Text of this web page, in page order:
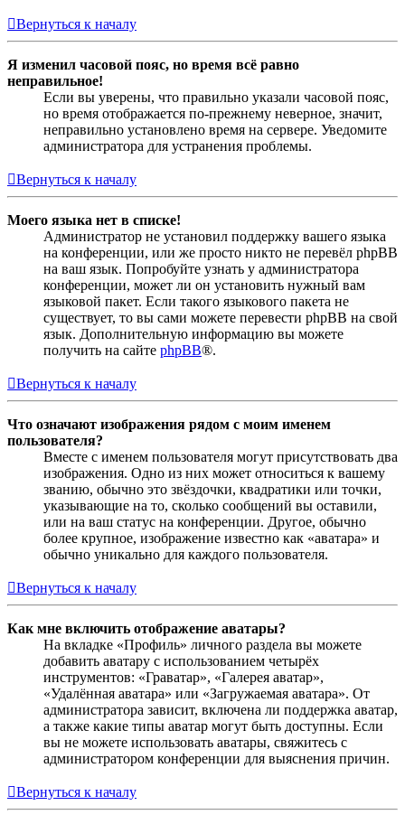
Вернуться к началу
Я изменил часовой пояс, но время всё равно
неправильное!
Если вы уверены, что правильно указали часовой пояс,
но время отображается по-прежнему неверное, значит,
неправильно установлено время на сервере. Уведомите
администратора для устранения проблемы.
Вернуться к началу
Моего языка нет в списке!
Администратор не установил поддержку вашего языка
на конференции, или же просто никто не перевёл phpBB
на ваш язык. Попробуйте узнать у администратора
конференции, может ли он установить нужный вам
языковой пакет. Если такого языкового пакета не
существует, то вы сами можете перевести phpBB на свой
язык. Дополнительную информацию вы можете
получить на сайте phpBB®.
Вернуться к началу
Что означают изображения рядом с моим именем
пользователя?
Вместе с именем пользователя могут присутствовать два
изображения. Одно из них может относиться к вашему
званию, обычно это звёздочки, квадратики или точки,
указывающие на то, сколько сообщений вы оставили,
или на ваш статус на конференции. Другое, обычно
более крупное, изображение известно как «аватара» и
обычно уникально для каждого пользователя.
Вернуться к началу
Как мне включить отображение аватары?
На вкладке «Профиль» личного раздела вы можете
добавить аватару с использованием четырёх
инструментов: «Граватар», «Галерея аватар»,
«Удалённая аватара» или «Загружаемая аватара». От
администратора зависит, включена ли поддержка аватар,
а также какие типы аватар могут быть доступны. Если
вы не можете использовать аватары, свяжитесь с
администратором конференции для выяснения причин.
Вернуться к началу